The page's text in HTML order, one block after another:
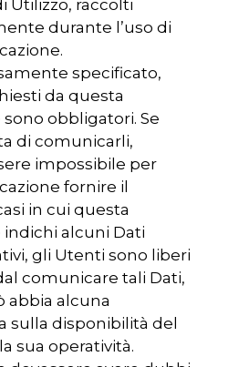
Utilizzo, raccolti
durante l’uso di
specificato,
da questa
obbligatori. Se
di comunicarli,
impossibile per
fornire il
in cui questa
alcuni Dati
gli Utenti sono liberi
comunicare tali Dati,
abbia alcuna
sulla disponibilità del
sua operatività.